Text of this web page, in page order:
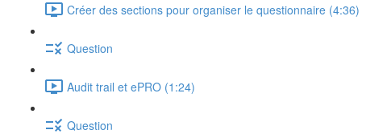
Créer des sections pour organiser le questionnaire (4:36)
Question
Audit trail et ePRO (1:24)
Question